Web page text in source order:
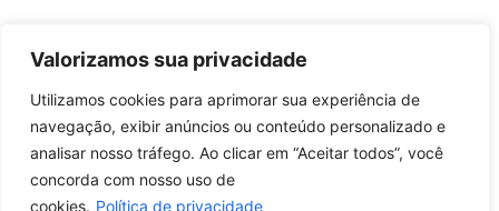
Valorizamos sua privacidade
Utilizamos cookies para aprimorar sua experiência de
navegação, exibir anúncios ou conteúdo personalizado e
analisar nosso tráfego. Ao clicar em “Aceitar todos”, você
concorda com nosso uso de
cookies. Política de privacidade